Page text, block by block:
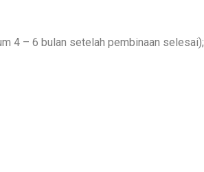
4 – 6 bulan setelah pembinaan selesai);